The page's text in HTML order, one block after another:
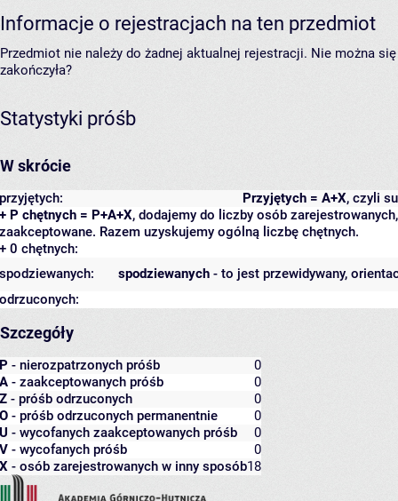
Informacje o rejestracjach na ten przedmiot
Przedmiot nie należy do żadnej aktualnej rejestracji. Nie można
zakończyła?
Statystyki próśb
W skrócie
Przyjętych = A+X, czyli
przyjętych:
+ P chętnych = P+A+X, dodajemy do liczby osób
zaakceptowane. Razem uzyskujemy ogólną liczbę chętnych.
+ 0 chętnych:
spodziewanych - to jest przewidywany,
spodziewanych:
odrzuconych:
Szczegóły
P - nierozpatrzonych próśb
0
A - zaakceptowanych próśb
0
Z - próśb odrzuconych
0
O - próśb odrzuconych permanentnie
0
U - wycofanych zaakceptowanych próśb
0
V - wycofanych próśb
0
X - osób zarejestrowanych w inny sposób18